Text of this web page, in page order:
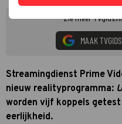
Zie meer
MAAK
Streamingdienst Prime
nieuw realityprogramma:
worden vijf koppels
eerlijkheid.